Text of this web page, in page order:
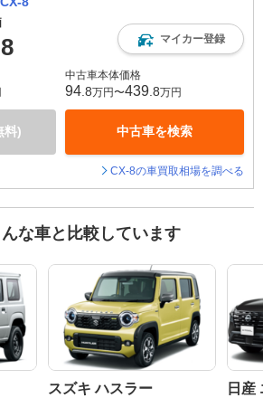
マイカー登録
料)
中古車本体価格
94 .8万円〜439 .8万円
中古車を検索
CX-8の車買取相場を調べる
な車と比較しています
スズキ ハスラー 日産